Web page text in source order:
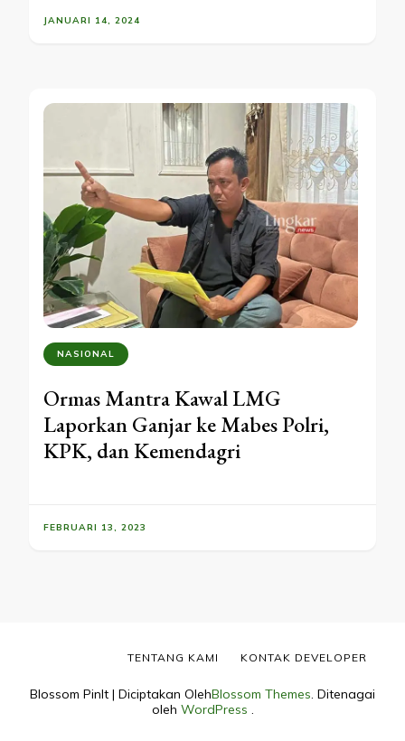
JANUARI 14, 2024
NASIONAL
Ormas Mantra Kawal LMG
Laporkan Ganjar ke Mabes Polri,
KPK, dan Kemendagri
FEBRUARI 13, 2023
Blossom PinIt | Diciptakan OlehBlossom Themes. Ditenagai
oleh WordPress .
TENTANG KAMI KONTAK DEVELOPER